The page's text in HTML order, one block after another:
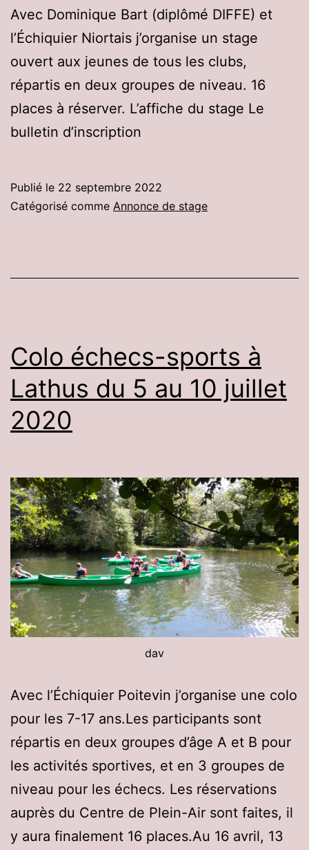
Avec Dominique Bart (diplômé DIFFE) et
l’Échiquier Niortais j’organise un stage
ouvert aux jeunes de tous les clubs,
répartis en deux groupes de niveau. 16
places à réserver. L’affiche du stage Le
bulletin d’inscription
Publié le 22 septembre 2022
Catégorisé comme Annonce de stage
Colo échecs-sports à
Lathus du 5 au 10 juillet
2020
dav
Avec l’Échiquier Poitevin j’organise une colo
pour les 7-17 ans.Les participants sont
répartis en deux groupes d’âge A et B pour
les activités sportives, et en 3 groupes de
niveau pour les échecs. Les réservations
auprès du Centre de Plein-Air sont faites, il
y aura finalement 16 places.Au 16 avril, 13